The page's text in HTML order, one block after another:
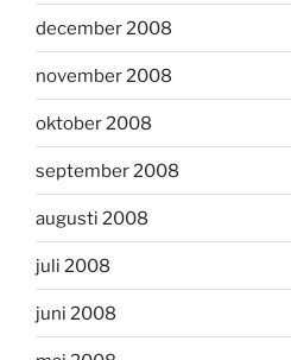
december 2008
november 2008
oktober 2008
september 2008
augusti 2008
juli 2008
juni 2008